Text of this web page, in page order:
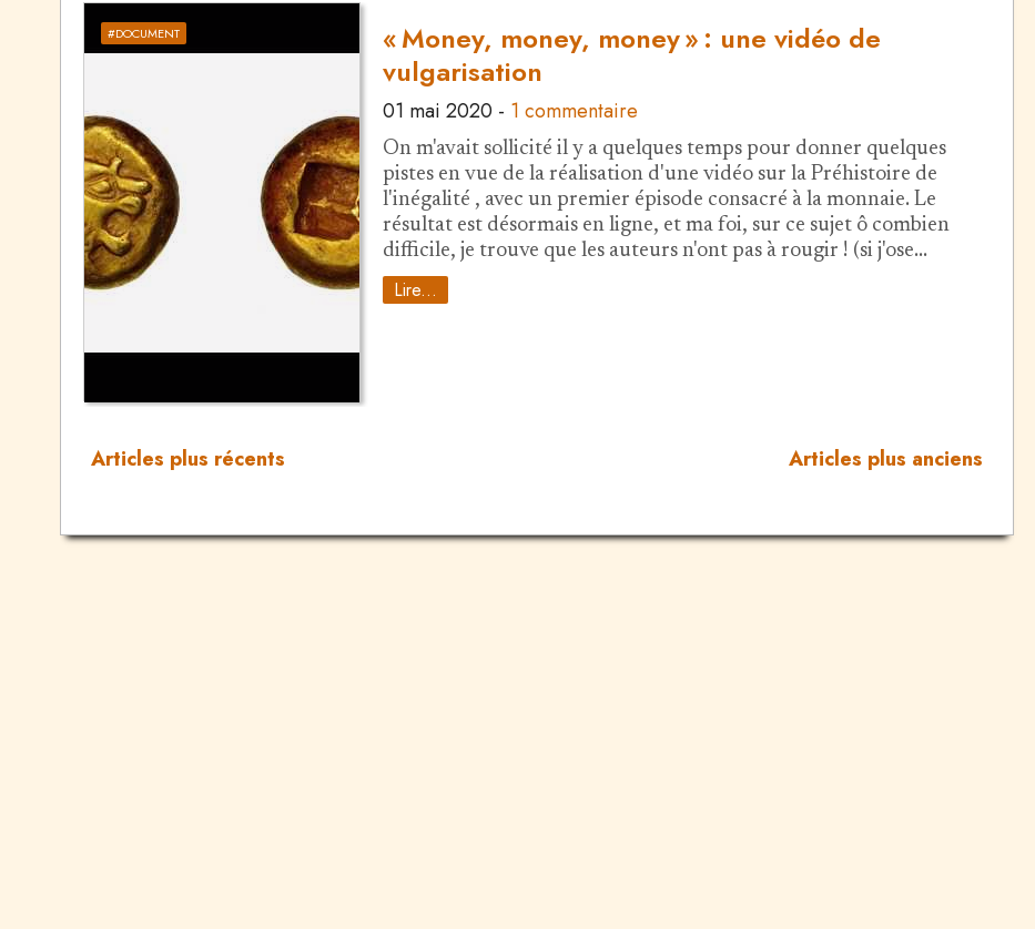
#DOCUMENT
« Money, money, money » : une vidéo de
vulgarisation
01 mai 2020 - 1 commentaire
On m'avait sollicité il y a quelques temps pour donner quelques
pistes en vue de la réalisation d'une vidéo sur la Préhistoire de
l'inégalité , avec un premier épisode consacré à la monnaie. Le
résultat est désormais en ligne, et ma foi, sur ce sujet ô combien
difficile, je trouve que les auteurs n'ont pas à rougir ! (si j'ose…
Lire...
Articles plus récents Articles plus anciens